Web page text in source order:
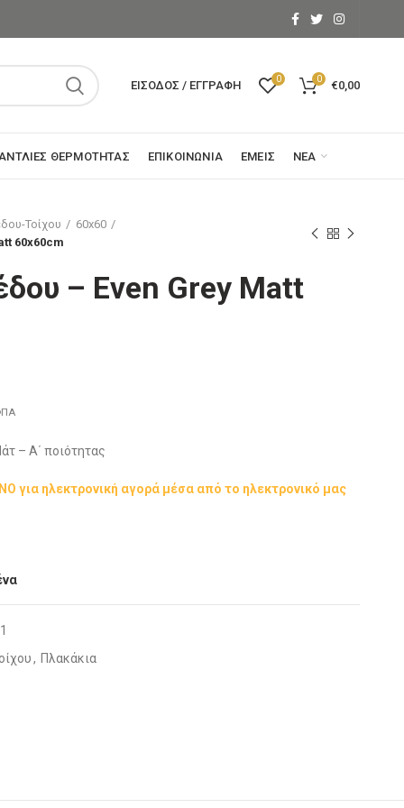
ΕΊΣΟΔΟΣ / ΕΓΓΡΑΦΉ 0 0 €0,00
ΘΕΡΜΌΤΗΤΑΣ ΕΠΙΚΟΙΝΩΝΊΑ ΕΜΕΊΣ ΝΈΑ
Τοίχου
60x60
60x60cm
– Even Grey Matt
– Α΄ ποιότητας
για ηλεκτρονική αγορά μέσα από το ηλεκτρονικό μας
, Πλακάκια